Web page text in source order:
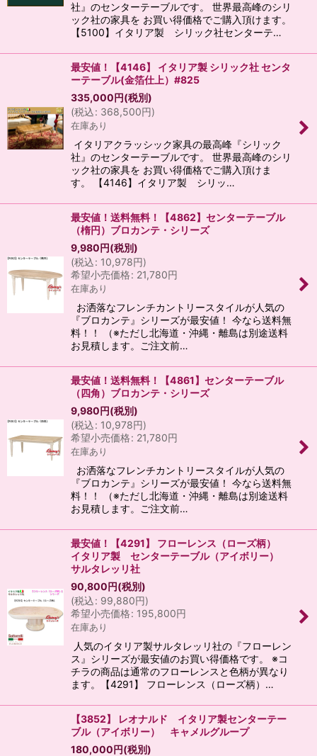
社』のセンターテーブルです。 世界最高峰のシリ
ック社の家具を お買い得価格でご購入頂けます。
【5100】イタリア製 シリック社センターテ…
最安値！【4146】 イタリア製 シリック社 センタ
ーテーブル(金箔仕上）#825
335,000円(税別)
(税込: 368,500円)
在庫あり
イタリアクラッシック家具の最高峰『シリック
社』のセンターテーブルです。 世界最高峰のシリ
ック社の家具を お買い得価格でご購入頂けま
す。 【4146】イタリア製 シリッ…
最安値！送料無料！【4862】センターテーブル
（楕円）ブロカンテ・シリーズ
9,980円(税別)
(税込: 10,978円)
希望小売価格: 21,780円
在庫あり
お洒落なフレンチカントリースタイルが人気の
『ブロカンテ』シリーズが最安値！ 今なら送料無
料！！ （※ただし北海道・沖縄・離島は別途送料
お見積します。ご注文前…
最安値！送料無料！【4861】センターテーブル
（四角）ブロカンテ・シリーズ
9,980円(税別)
(税込: 10,978円)
希望小売価格: 21,780円
在庫あり
お洒落なフレンチカントリースタイルが人気の
『ブロカンテ』シリーズが最安値！ 今なら送料無
料！！ （※ただし北海道・沖縄・離島は別途送料
お見積します。ご注文前…
最安値！【4291】 フローレンス（ローズ柄）
イタリア製 センターテーブル（アイボリー）
サルタレッリ社
90,800円(税別)
(税込: 99,880円)
希望小売価格: 195,800円
在庫あり
人気のイタリア製サルタレッリ社の『フローレン
ス』シリーズが最安値のお買い得価格です。 ※コ
チラの商品は通常のフローレンスと色柄が異なり
ます。【4291】 フローレンス（ローズ柄）…
【3852】 レオナルド イタリア製センターテー
ブル（アイボリー） キャメルグループ
180,000円(税別)